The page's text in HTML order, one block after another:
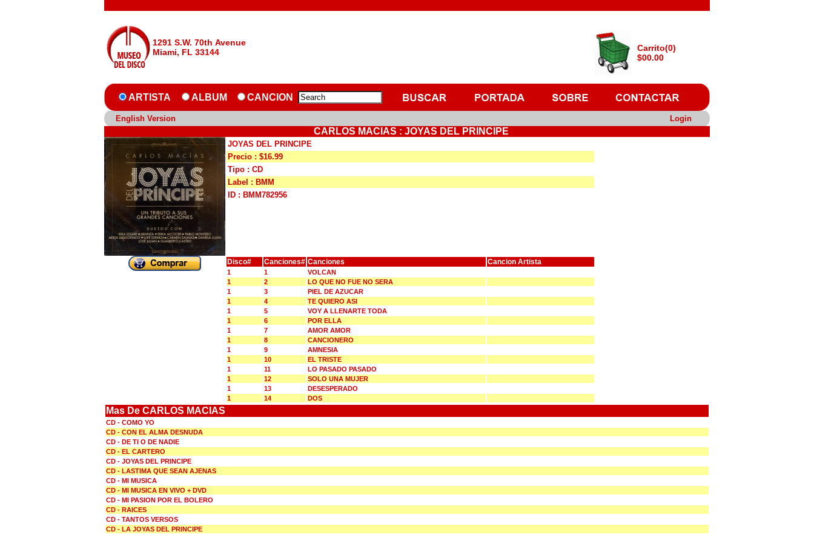
1291 S.W. 70th Avenue
Miami, FL 33144
Carrito(0)
$00.00
ARTISTA ALBUM CANCION
English Version Login
CARLOS MACIAS : JOYAS DEL PRINCIPE
JOYAS DEL PRINCIPE
Precio : $16.99
Tipo : CD
Label : BMM
ID : BMM782956
Disco# Canciones# Canciones Cancion Artista
1 1
VOLCAN
1
2
LO QUE NO FUE NO SERA
1
3
PIEL DE AZUCAR
1
4
TE QUIERO ASI
1
5
VOY A LLENARTE TODA
1
6
POR ELLA
1
7
AMOR AMOR
1
8
CANCIONERO
1
9
AMNESIA
1
10
EL TRISTE
1
11
LO PASADO PASADO
1
12
SOLO UNA MUJER
1
13
DESESPERADO
1
14 DOS
Mas De CARLOS MACIAS
CD - COMO YO
CD - CON EL ALMA DESNUDA
CD - DE TI O DE NADIE
CD - EL CARTERO
CD - JOYAS DEL PRINCIPE
CD - LASTIMA QUE SEAN AJENAS
CD - MI MUSICA
CD - MI MUSICA EN VIVO + DVD
CD - MI PASION POR EL BOLERO
CD - RAICES
CD - TANTOS VERSOS
CD - LA JOYAS DEL PRINCIPE